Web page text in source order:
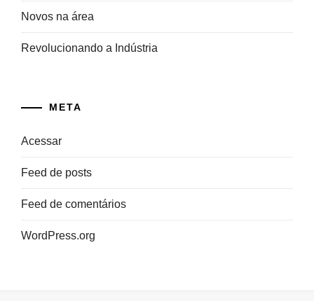
Novos na área
Revolucionando a Indústria
META
Acessar
Feed de posts
Feed de comentários
WordPress.org